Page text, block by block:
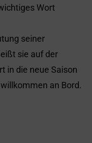
Wort
seiner
sie auf der
in die neue Saison
an Bord.